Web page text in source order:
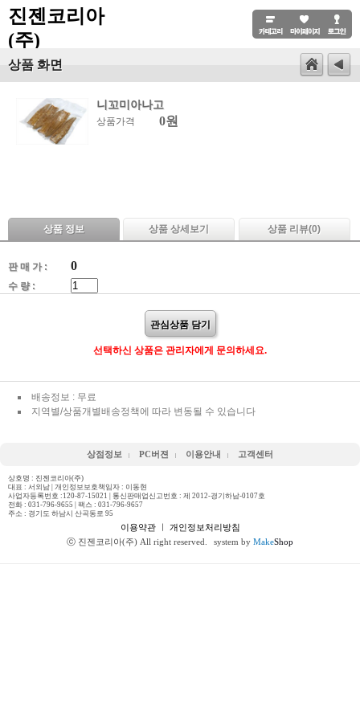
진젠코리아
(주)
상품 화면
니꼬미아나고
상품가격 0원
상품 정보 상품 상세보기 상품 리뷰(0)
판 매 가 : 0
수 량 :
관심상품 담기
선택하신 상품은 관리자에게 문의하세요.
배송정보 : 무료
지역별/상품개별배송정책에 따라 변동될 수 있습니다
상점정보 PC버젼 이용안내 고객센터
상호명 : 진젠코리아(주)
대표 : 서외남 | 개인정보보호책임자 : 이동현
사업자등록번호 :120-87-15021 | 통신판매업신고번호 : 제 2012-경기하남-0107호
전화 : 031-796-9655 | 팩스 : 031-796-9657
주소 : 경기도 하남시 산곡동로 95
이용약관ㅣ 개인정보처리방침
ⓒ 진젠코리아(주) All right reserved.
system by MakeShop